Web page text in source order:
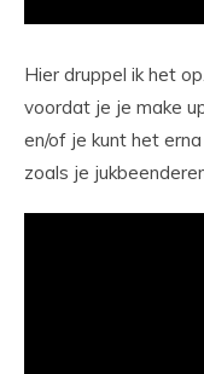
Hier druppel ik het
voordat je je make
en/of je kunt het
zoals je